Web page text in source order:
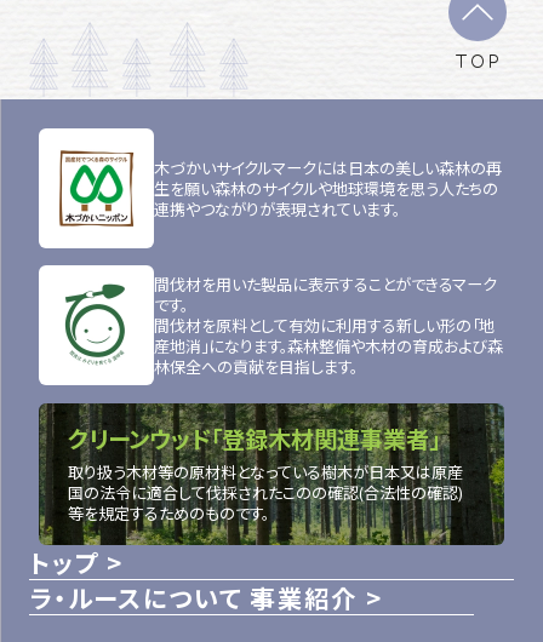
TOP
トップ
ラ・ルースについて 事業紹介
木づかいサイクルマークには日本の美しい森林の再
生を願い森林のサイクルや地球環境を思う人たちの
連携やつながりが表現されています。
間伐材を用いた製品に表示することができるマーク
です。
間伐材を原料として有効に利用する新しい形の「地
産地消」になります。森林整備や木材の育成および森
林保全への貢献を目指します。
クリーンウッド「登録木材関連事業者」
取り扱う木材等の原材料となっている樹木が日本又は原産
国の法令に適合して伐採されたこのの確認(合法性の確認)
等を規定するためのものです。